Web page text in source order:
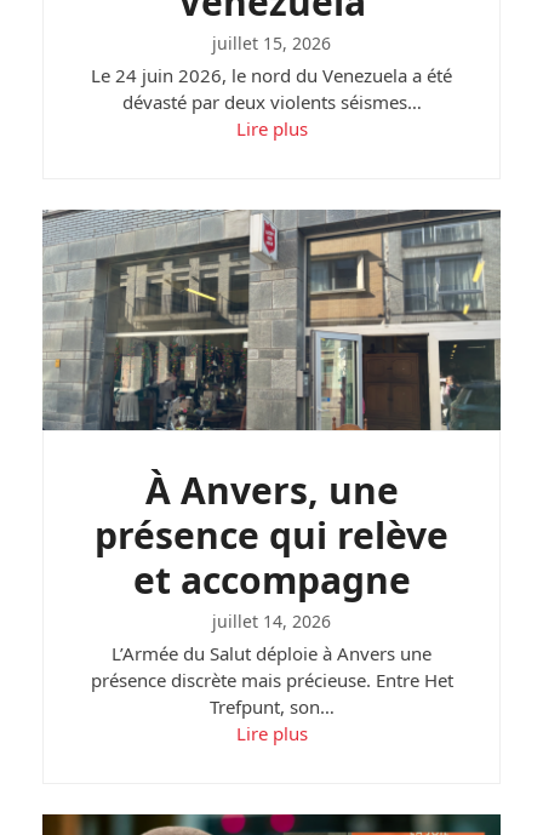
juillet 15, 2026
Le 24 juin 2026, le nord du Venezuela a été
dévasté par deux violents séismes…
Lire plus
À Anvers, une
présence qui relève
et accompagne
juillet 14, 2026
L’Armée du Salut déploie à Anvers une
présence discrète mais précieuse. Entre Het
Trefpunt, son…
Lire plus